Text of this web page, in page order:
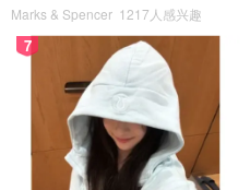
Marks & Spencer 1217人感兴趣
7